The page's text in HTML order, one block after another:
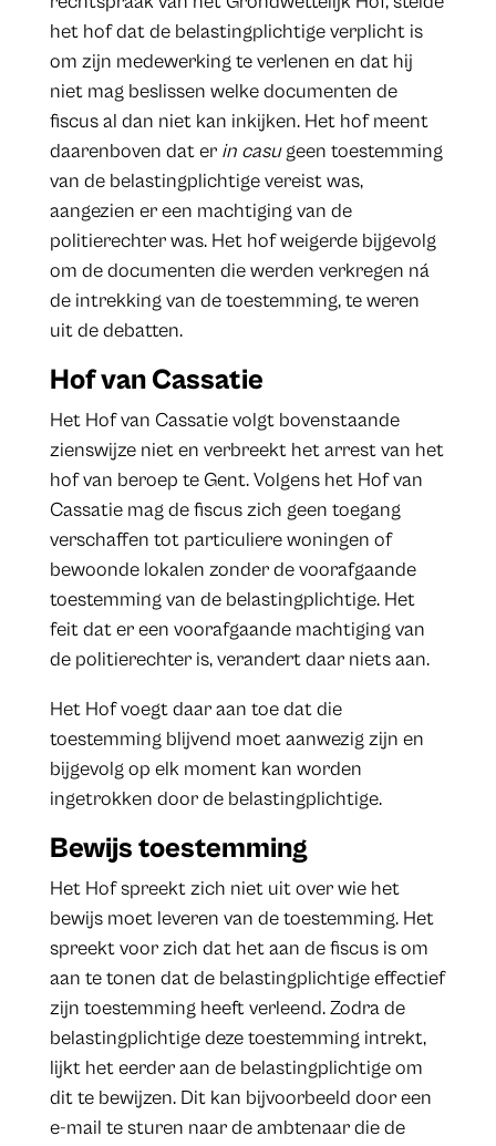
het hof dat de belastingplichtige verplicht is
om zijn medewerking te verlenen en dat hij
niet mag beslissen welke documenten de
fiscus al dan niet kan inkijken. Het hof meent
daarenboven dat er in casugeen toestemming
van de belastingplichtige vereist was,
aangezien er een machtiging van de
politierechter was. Het hof weigerde bijgevolg
om de documenten die werden verkregen ná
de intrekking van de toestemming, te weren
uit de debatten.
Hof van Cassatie
Het Hof van Cassatie volgt bovenstaande
zienswijze niet en verbreekt het arrest van het
hof van beroep te Gent. Volgens het Hof van
Cassatie mag de fiscus zich geen toegang
verschaffen tot particuliere woningen of
bewoonde lokalen zonder de voorafgaande
toestemming van de belastingplichtige. Het
feit dat er een voorafgaande machtiging van
de politierechter is, verandert daar niets aan.
Het Hof voegt daar aan toe dat die
toestemming blijvend moet aanwezig zijn en
bijgevolg op elk moment kan worden
ingetrokken door de belastingplichtige.
Bewijs toestemming
Het Hof spreekt zich niet uit over wie het
bewijs moet leveren van de toestemming. Het
spreekt voor zich dat het aan de fiscus is om
aan te tonen dat de belastingplichtige effectief
zijn toestemming heeft verleend. Zodra de
belastingplichtige deze toestemming intrekt,
lijkt het eerder aan de belastingplichtige om
dit te bewijzen. Dit kan bijvoorbeeld door een
e-mail te sturen naar de ambtenaar die de